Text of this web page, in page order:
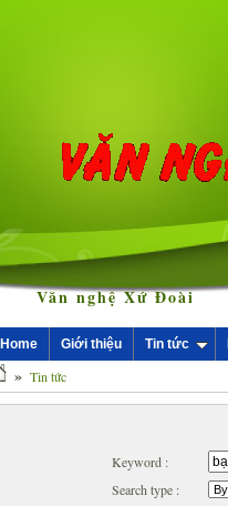
Văn nghệ Xứ Đoài
Home Giới thiệu Tin tức
» Tin tức
Keyword :
Search type :